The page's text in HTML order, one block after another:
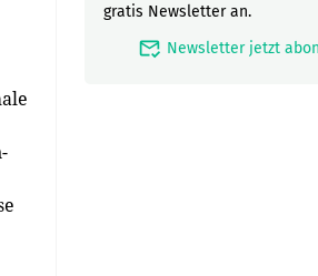
gratis Newsletter an.
mark_email_read Newsletter jetzt